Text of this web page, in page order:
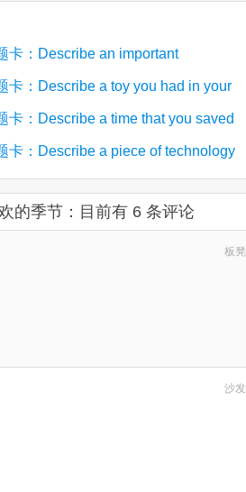
卡：Describe an important
in your country 描述重要的河流或水
卡：Describe a toy you had in your
(8)
卡：Describe a time that you saved
为某样东西省钱(6)
卡：Describe a piece of technology
you like to use 喜欢使用的与电脑
的季节： 目前有 6 条评论
板凳
沙发